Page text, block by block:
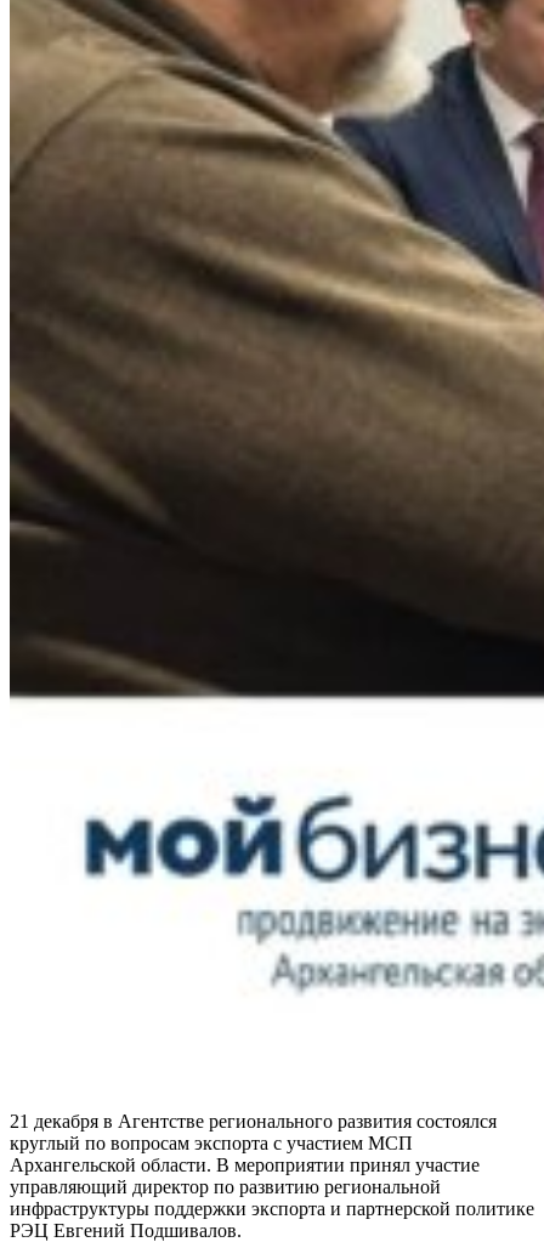
21 декабря в Агентстве регионального развития состоялся
круглый по вопросам экспорта с участием МСП
Архангельской области. В мероприятии принял участие
управляющий директор по развитию региональной
инфраструктуры поддержки экспорта и партнерской политике
РЭЦ Евгений Подшивалов.